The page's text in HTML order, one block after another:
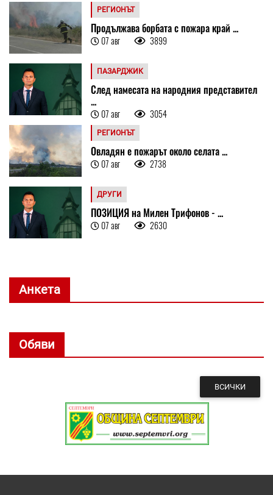
РЕГИОНЪТ
Продължава борбата с пожара край ...
07 авг 3899
ПАЗАРДЖИК
След намесата на народния представител
...
07 авг 3054
РЕГИОНЪТ
Овладян е пожарът около селата ...
07 авг 2738
ДРУГИ
ПОЗИЦИЯ на Милен Трифонов - ...
07 авг 2630
Анкета
Обяви
ВСИЧКИ